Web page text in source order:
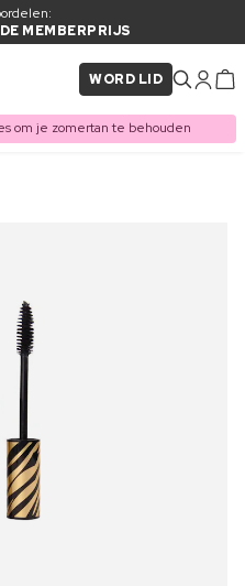
MEMBERPRIJS
WORD LID
om je zomertan te behouden
AAN